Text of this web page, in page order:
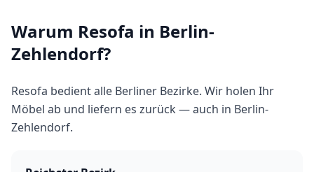
Warum Resofa in Berlin-
Zehlendorf?
Resofa bedient alle Berliner Bezirke. Wir holen Ihr
Möbel ab und liefern es zurück — auch in Berlin-
Zehlendorf.